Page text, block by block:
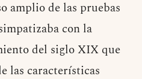
amplio de las pruebas
con la
del siglo XIX que
las características